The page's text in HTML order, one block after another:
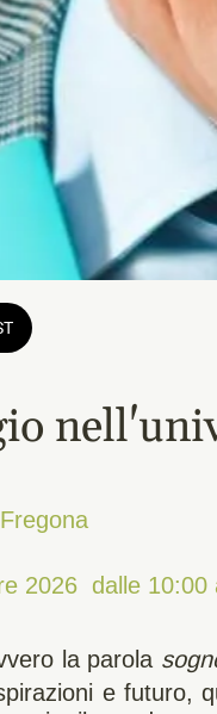
2026  dalle 10:00
la parola
e futuro,